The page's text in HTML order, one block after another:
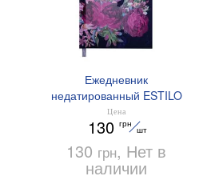
Ежедневник
недатированный ESTILO
A6 Buromax BM.2620
Цена
130 грн
шт
130 грн, Нет в
наличии